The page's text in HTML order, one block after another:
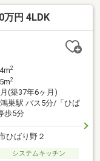
公園や緑地が多くあ
環境で生活できま
などの水害リスクが
ーム内容】・クロ
ニング
万円 4LDK
2
2
(築37年6ヶ月)
鴻巣駅 バス5分/「ひば
歩5分
ひばり野２
システムキッチン